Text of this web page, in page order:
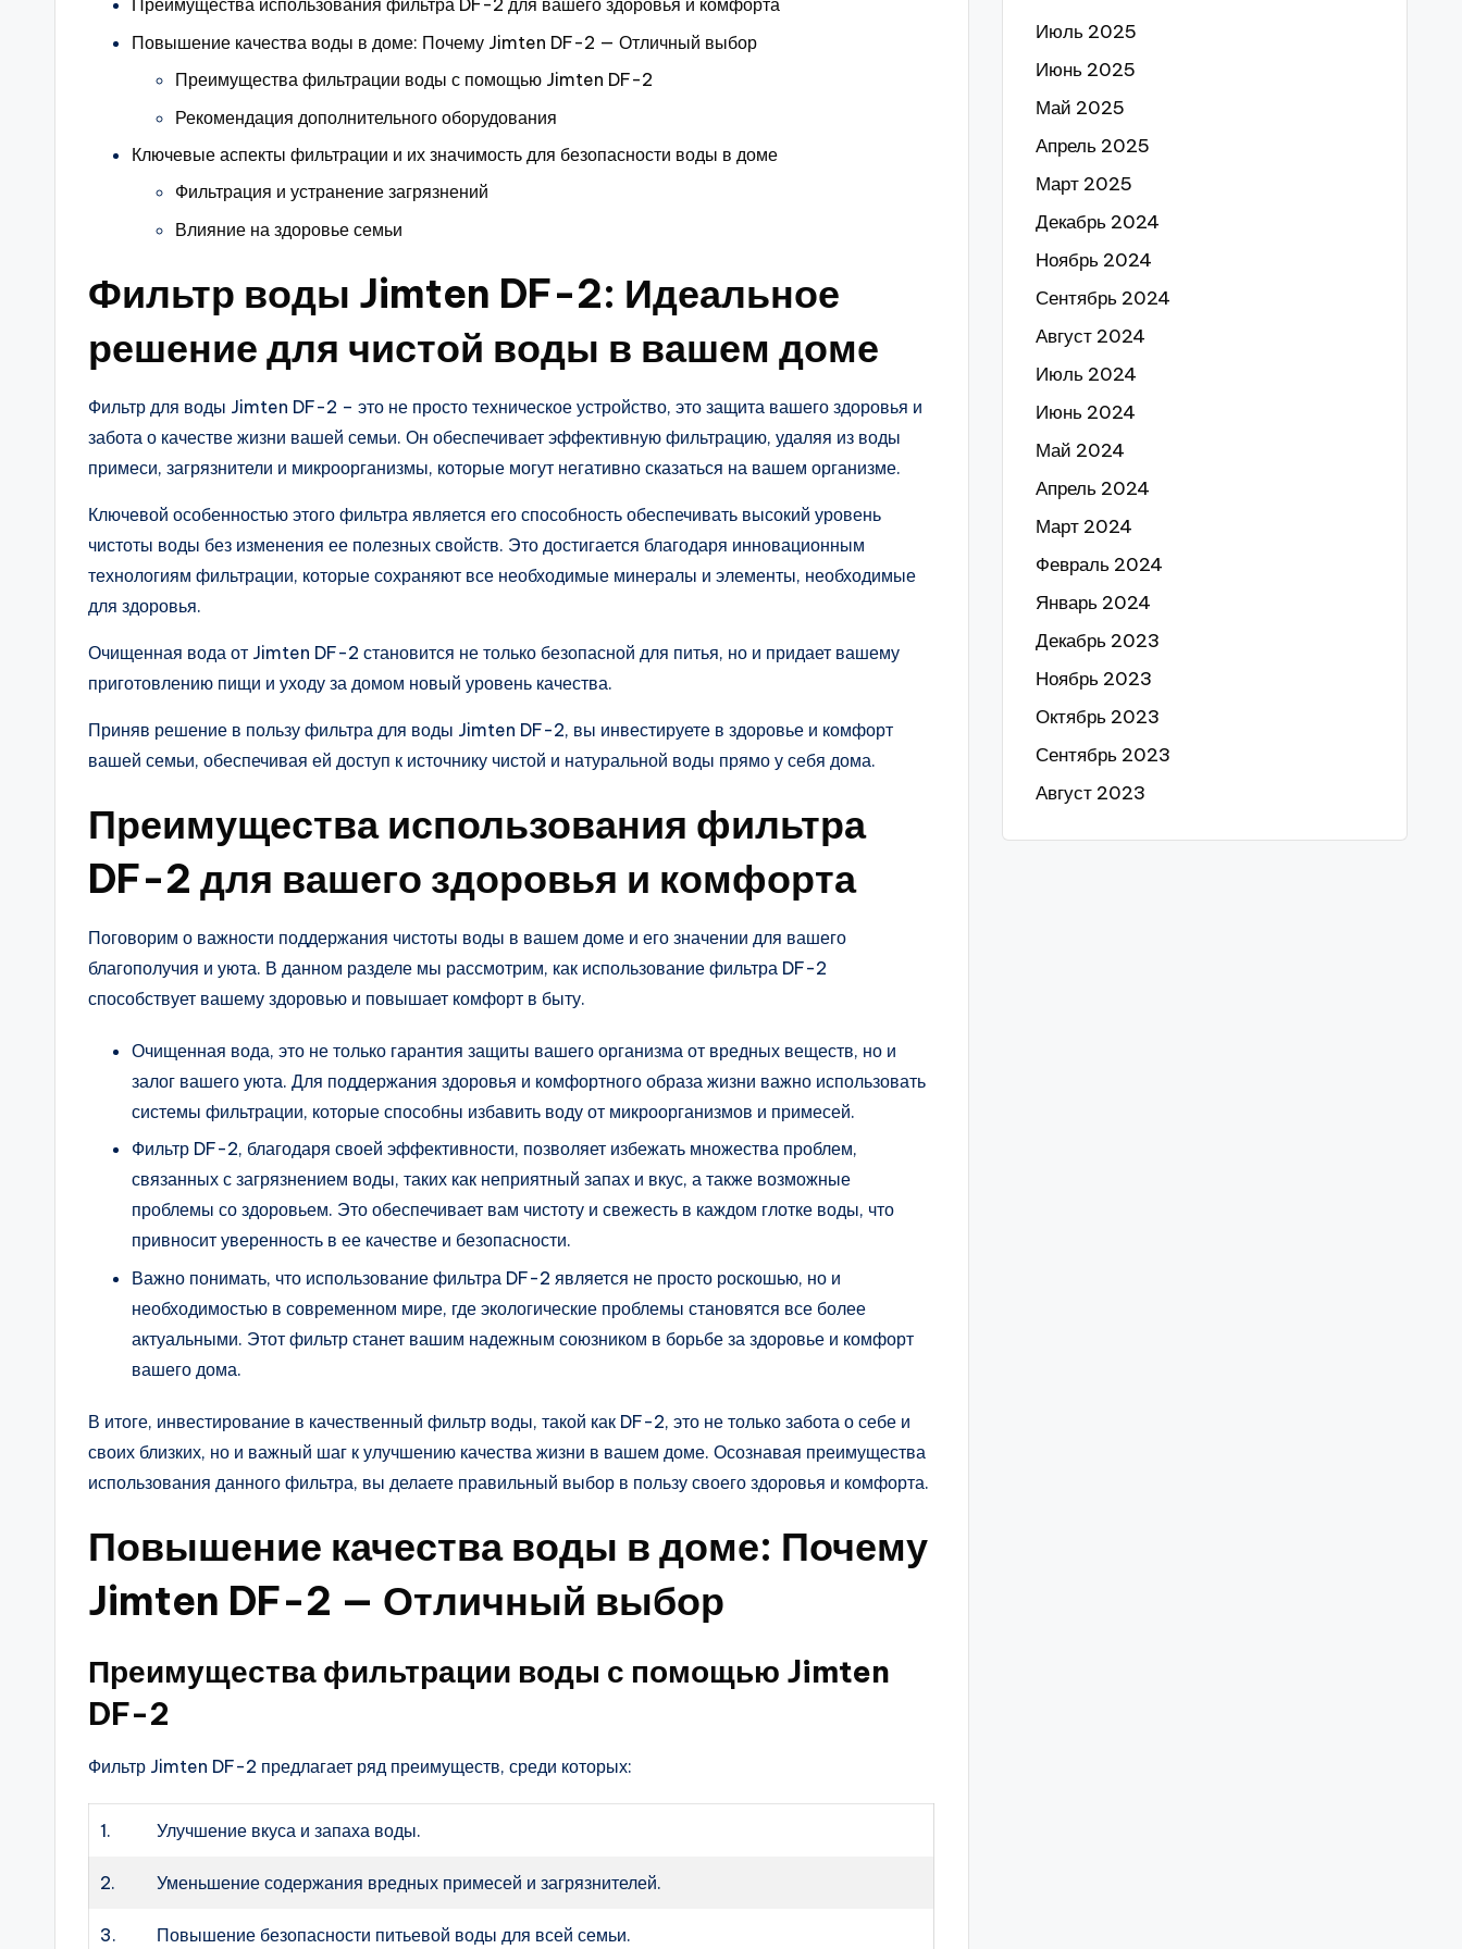
Преимущества использования фильтра DF-2 для вашего здоровья и комфорта
Повышение качества воды в доме: Почему Jimten DF-2 — Отличный выбор
Преимущества фильтрации воды с помощью Jimten DF-2
Рекомендация дополнительного оборудования
Ключевые аспекты фильтрации и их значимость для безопасности воды в доме
Фильтрация и устранение загрязнений
Влияние на здоровье семьи
Фильтр воды Jimten DF-2: Идеальное
решение для чистой воды в вашем доме
Фильтр для воды Jimten DF-2 – это не просто техническое устройство, это защита вашего здоровья и
забота о качестве жизни вашей семьи. Он обеспечивает эффективную фильтрацию, удаляя из воды
примеси, загрязнители и микроорганизмы, которые могут негативно сказаться на вашем организме.
Ключевой особенностью этого фильтра является его способность обеспечивать высокий уровень
чистоты воды без изменения ее полезных свойств. Это достигается благодаря инновационным
технологиям фильтрации, которые сохраняют все необходимые минералы и элементы, необходимые
для здоровья.
Очищенная вода от Jimten DF-2 становится не только безопасной для питья, но и придает вашему
приготовлению пищи и уходу за домом новый уровень качества.
Приняв решение в пользу фильтра для воды Jimten DF-2, вы инвестируете в здоровье и комфорт
вашей семьи, обеспечивая ей доступ к источнику чистой и натуральной воды прямо у себя дома.
Преимущества использования фильтра
DF-2 для вашего здоровья и комфорта
Поговорим о важности поддержания чистоты воды в вашем доме и его значении для вашего
благополучия и уюта. В данном разделе мы рассмотрим, как использование фильтра DF-2
способствует вашему здоровью и повышает комфорт в быту.
Очищенная вода, это не только гарантия защиты вашего организма от вредных веществ, но и
залог вашего уюта. Для поддержания здоровья и комфортного образа жизни важно использовать
системы фильтрации, которые способны избавить воду от микроорганизмов и примесей.
Фильтр DF-2, благодаря своей эффективности, позволяет избежать множества проблем,
связанных с загрязнением воды, таких как неприятный запах и вкус, а также возможные
проблемы со здоровьем. Это обеспечивает вам чистоту и свежесть в каждом глотке воды, что
привносит уверенность в ее качестве и безопасности.
Важно понимать, что использование фильтра DF-2 является не просто роскошью, но и
необходимостью в современном мире, где экологические проблемы становятся все более
актуальными. Этот фильтр станет вашим надежным союзником в борьбе за здоровье и комфорт
вашего дома.
В итоге, инвестирование в качественный фильтр воды, такой как DF-2, это не только забота о себе и
своих близких, но и важный шаг к улучшению качества жизни в вашем доме. Осознавая преимущества
использования данного фильтра, вы делаете правильный выбор в пользу своего здоровья и комфорта.
Повышение качества воды в доме: Почему
Jimten DF-2 — Отличный выбор
Преимущества фильтрации воды с помощью Jimten
DF-2
Фильтр Jimten DF-2 предлагает ряд преимуществ, среди которых:
1. Улучшение вкуса и запаха воды.
2. Уменьшение содержания вредных примесей и загрязнителей.
3. Повышение безопасности питьевой воды для всей семьи.
Июль 2025
Июнь 2025
Май 2025
Апрель 2025
Март 2025
Декабрь 2024
Ноябрь 2024
Сентябрь 2024
Август 2024
Июль 2024
Июнь 2024
Май 2024
Апрель 2024
Март 2024
Февраль 2024
Январь 2024
Декабрь 2023
Ноябрь 2023
Октябрь 2023
Сентябрь 2023
Август 2023